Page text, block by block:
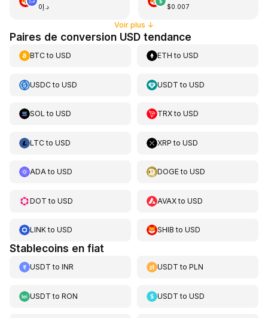
د.إ0 $0.007
Voir plus ↓
Paires de conversion USD tendance
BTCto USD ETH toUSD
USDCto USD USDT toUSD
SOL to USD TRXtoUSD
LTCto USD XRP toUSD
ADAto USD DOGEtoUSD
DOT to USD AVAXtoUSD
LINKto USD SHIB toUSD
Stablecoins en fiat
USDT to INR USDT toPLN
USDT to RON USDT toUSD